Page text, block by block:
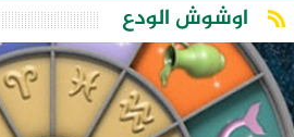
اوشوش الودع